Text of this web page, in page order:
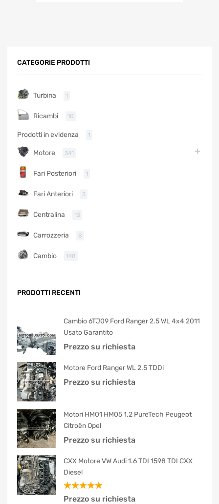
CATEGORIE PRODOTTI
Turbina 1
Ricambi 10
Prodotti in evidenza 1
Motore 341
Fari Posteriori 1
Fari Anteriori 3
Centralina 13
Carrozzeria 8
Cambio 148
PRODOTTI RECENTI
Cambio 6TJ09 Ford Ranger 2.5 WL 4x4 2011
Usato Garantito
Prezzo su richiesta
Motore Ford Ranger WL 2.5 TDDi
Prezzo su richiesta
Motori HM01 HM05 1.2 PureTech Peugeot
Citroën Opel
Prezzo su richiesta
CXX Motore VW Audi 1.6 TDI 1598 TDI CXX
Diesel
Valutato
Prezzo su richiesta